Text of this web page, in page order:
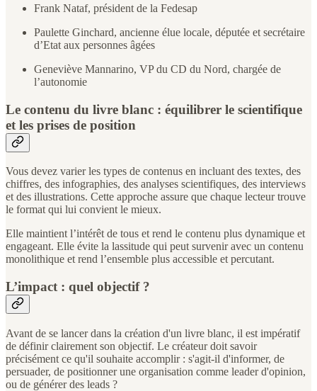
Frank Nataf, président de la Fedesap
Paulette Ginchard, ancienne élue locale, députée et secrétaire
d’Etat aux personnes âgées
Geneviève Mannarino, VP du CD du Nord, chargée de
l’autonomie
Le contenu du livre blanc : équilibrer le scientifique
et les prises de position
Vous devez varier les types de contenus en incluant des textes, des
chiffres, des infographies, des analyses scientifiques, des interviews
et des illustrations. Cette approche assure que chaque lecteur trouve
le format qui lui convient le mieux.
Elle maintient l’intérêt de tous et rend le contenu plus dynamique et
engageant. Elle évite la lassitude qui peut survenir avec un contenu
monolithique et rend l’ensemble plus accessible et percutant.
L’impact : quel objectif ?
Avant de se lancer dans la création d'un livre blanc, il est impératif
de définir clairement son objectif. Le créateur doit savoir
précisément ce qu'il souhaite accomplir : s'agit-il d'informer, de
persuader, de positionner une organisation comme leader d'opinion,
ou de générer des leads ?